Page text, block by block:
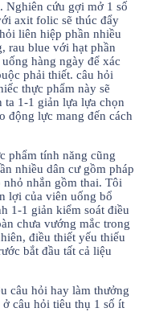
Nghiên cứu gợi mở 1 số
axit folic sẽ thúc đẩy
liên hiệp phần nhiều
rau blue với hạt phần
hàng ngày để xác
phải thiết. câu hỏi
thực phẩm này sẽ
1-1 giản lựa lựa chọn
động lực mang đến cách
phẩm tính năng cũng
nhiều dân cư gồm pháp
nhắn gồm thai. Tôi
lợi của viên uống bổ
1-1 giản kiểm soát điều
chưa vướng mắc trong
điều thiết yếu thiếu
bắt đầu tất cả liệu
câu hỏi hay làm thưởng
câu hỏi tiêu thụ 1 số ít